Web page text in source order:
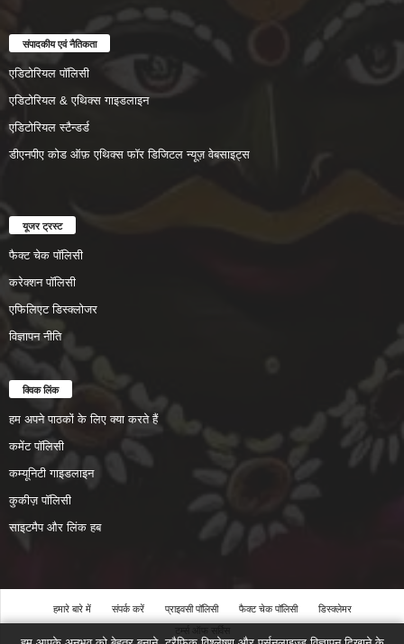
संपादकीय एवं नैतिकता
एडिटोरियल पॉलिसी
एडिटोरियल & एथिक्स गाइडलाइन
एडिटोरियल स्टैन्डर्ड
डीएनपीए कोड ऑफ़ एथिक्स फॉर डिजिटल न्यूज़ वेबसाइट्स
यूजर ट्रस्ट
फैक्ट चेक पॉलिसी
करेक्शन पॉलिसी
एफिलिएट डिस्क्लोजर
विज्ञापन नीति
क्विक लिंक
हम अपने पाठकों के लिए क्या करते हैं
कमेंट पॉलिसी
कम्यूनिटी गाइडलाइन
कुकीज़ पॉलिसी
साइटमैप और लिंक हब
हमारे बारे में संपर्क करें प्राइवसी पॉलिसी फैक्ट चेक पॉलिसी
डिस्क्लेमर